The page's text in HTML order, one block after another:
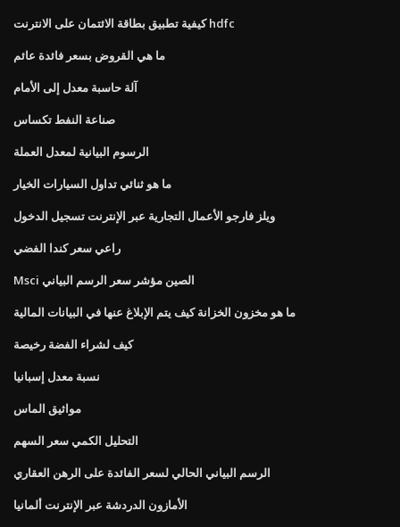
كيفية تطبيق بطاقة الائتمان على الانترنت hdfc
ما هي القروض بسعر فائدة عائم
آلة حاسبة معدل إلى الأمام
صناعة النفط تكساس
الرسوم البيانية لمعدل العملة
ما هو ثنائي تداول السيارات الخيار
ويلز فارجو الأعمال التجارية عبر الإنترنت تسجيل الدخول
راعي سعر كندا الفضي
Msci الصين مؤشر سعر الرسم البياني
ما هو مخزون الخزانة كيف يتم الإبلاغ عنها في البيانات المالية
كيف لشراء الفضة رخيصة
نسبة معدل إسبانيا
مواثيق الماس
التحليل الكمي سعر السهم
الرسم البياني الحالي لسعر الفائدة على الرهن العقاري
الأمازون الدردشة عبر الإنترنت ألمانيا